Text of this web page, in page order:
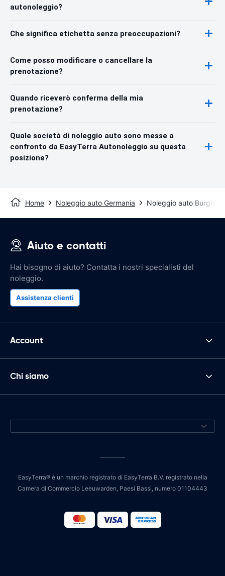
autonoleggio?
Che significa etichetta senza preoccupazioni?
Come posso modificare o cancellare la
prenotazione?
Quando riceverò conferma della mia
prenotazione?
Quale società di noleggio auto sono messe a
confronto da EasyTerra Autonoleggio su questa
posizione?
Home Noleggio auto Germania Noleggio auto
Aiuto e contatti
Hai bisogno di aiuto? Contatta i nostri specialisti del
noleggio.
Assistenza clienti
Account
Chi siamo
EasyTerra® è un marchio registrato di EasyTerra B.V. registrato nella
Camera di Commercio Leeuwarden, Paesi Bassi, numero 01104443